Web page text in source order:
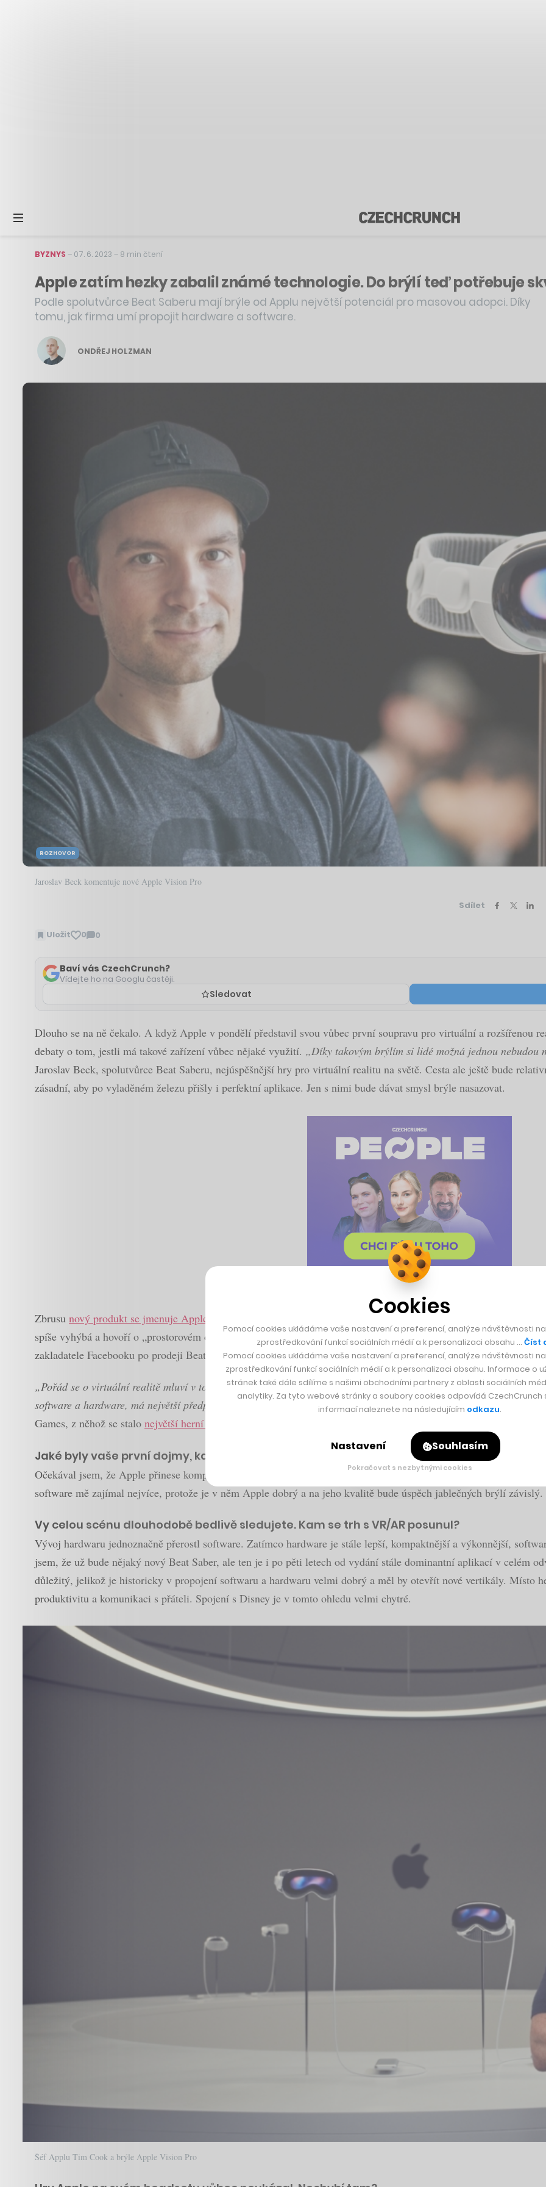
BYZNYS – 07. 6. 2023 – 8 min čtení
Apple zatím hezky zabalil známé technologie. Do brýlí teď potřebuje
Podle spolutvůrce Beat Saberu mají brýle od Applu největší potenciál pro masovou adopci. Díky
tomu, jak firma umí propojit hardware a software.
ONDŘEJ HOLZMAN
ROZHOVOR
Jaroslav Beck komentuje nové Apple Vision Pro
Sdílet
Uložit 0 0
Zobrazit
Baví vás CzechCrunch?
Vídejte ho na Googlu častěji.
Sledovat
Dlouho se na ně čekalo. A když Apple v pondělí představil svou vůbec první soupravu pro virtuální a rozšířenou
debaty o tom, jestli má takové zařízení vůbec nějaké využití. „Díky takovým brýlím si lidé možná jednou
Jaroslav Beck, spolutvůrce Beat Saberu, nejúspěšnější hry pro virtuální realitu na světě. Cesta ale ještě bude
zásadní, aby po vyladěném železu přišly i perfektní aplikace. Jen s nimi bude dávat smysl brýle nasazovat.
Zbrusu nový produkt se jmenuje Apple Vision Pro
, a přestože se kalifornský gigant v čele s Timem Cookem
spíše vyhýbá a hovoří o „prostorovém computingu“, je jeho headset jasnou odpovědí na konkurenční snahy od
zakladatele Facebooku po prodeji Beat Saberu pracoval i Jaroslav Beck, který trh s virtuální realitou zblízka
„Pořád se o virtuální realitě mluví v tom smyslu, že je teprve ve vývoji a za dalších pět let z toho bude
software a hardware, má největší předpoklady pro masovou adopci,“říká v rozhovoru pro CzechCrunch
Games, z něhož se stalo největší herní studio . Co bude potřeba k
Jaké byly vaše první dojmy, když jste Apple Vision Pro viděl?
Očekával jsem, že Apple přinese kompletní balíček pro masový trh. Všichni zároveň tak trochu čekali, že Apple
software mě zajímal nejvíce, protože je v něm Apple dobrý a na jeho kvalitě bude úspěch jablečných brýlí závislý.
Vy celou scénu dlouhodobě bedlivě sledujete. Kam se trh s VR/AR posunul?
Vývoj hardwaru jednoznačně přerostl software. Zatímco hardware je stále lepší, kompaktnější a výkonnější,
jsem, že už bude nějaký nový Beat Saber, ale ten je i po pěti letech od vydání stále dominantní aplikací v celém
důležitý, jelikož je historicky v propojení softwaru a hardwaru velmi dobrý a měl by otevřít nové vertikály. Místo
produktivitu a komunikaci s přáteli. Spojení s Disney je v tomto ohledu velmi chytré.
Šéf Applu Tim Cook a brýle Apple Vision Pro
Cookies
Pomocí cookies ukládáme vaše nastavení a preferencí, analýze návštěvnosti
zprostředkování funkcí sociálních médií a k personalizaci obsahu … Číst
Pomocí cookies ukládáme vaše nastavení a preferencí, analýze návštěvnosti
zprostředkování funkcí sociálních médií a k personalizaci obsahu. Informace o
stránek také dále sdílíme s našimi obchodními partnery z oblasti sociálních
analytiky. Za tyto webové stránky a soubory cookies odpovídá CzechCrunch
informací naleznete na následujícím odkazu.
Nastavení Souhlasím
Pokračovat s nezbytnými cookies